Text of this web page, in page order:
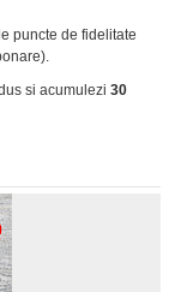
puncte de fidelitate
si acumulezi 30